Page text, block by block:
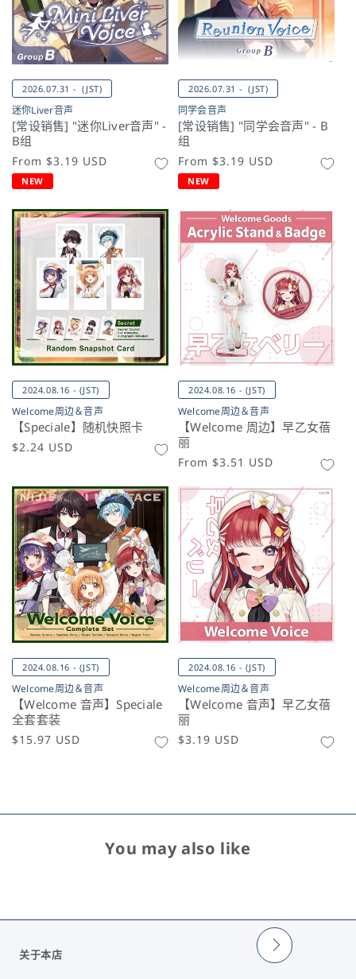
2026.07.31 - (JST)
迷你Liver音声
[常设销售] "迷你Liver音声" -
B组
常
规
价
格
From $3.19 USD
NEW
2026.07.31 - (JST)
同学会音声
[常设销售] "同学会音声" - B
组
常
规
价
格
From $3.19 USD
NEW
2024.08.16 - (JST)
Welcome周边＆音声
【Speciale】随机快照卡
常
格
$2.24 USD
2024.08.16 - (JST)
Welcome周边＆音声
【Welcome 周边】早乙女蓓
丽
常
格
From $3.51 USD
2024.08.16 - (JST)
Welcome周边＆音声
【Welcome 音声】Speciale
全套套装
常
$15.97 USD
2024.08.16 - (JST)
Welcome周边＆音声
【Welcome 音声】早乙女蓓
丽
常
$3.19 USD
You may also like
关于本店